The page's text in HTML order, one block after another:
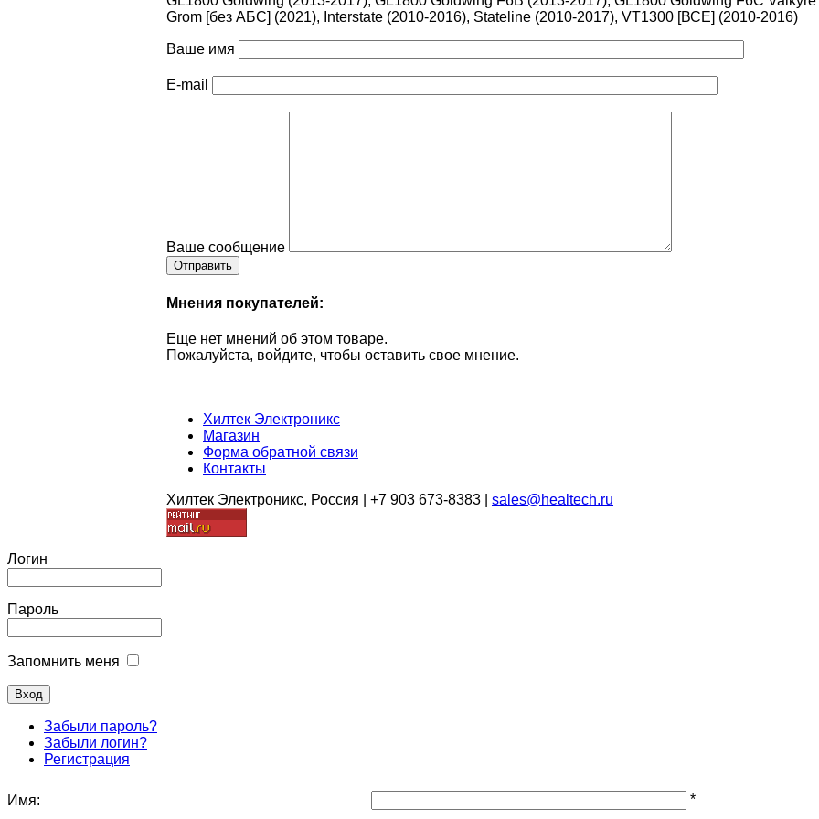
Grom [без АБС] (2021), Interstate (2010-2016), Stateline (2010-2017), VT1300 [ВСЕ] (2010-2016)
Ваше имя
E-mail
Ваше сообщение
Мнения покупателей:
Еще нет мнений об этом товаре.
Пожалуйста, войдите, чтобы оставить свое мнение.
Хилтек Электроникс
Магазин
Форма обратной связи
Контакты
Хилтек Электроникс, Россия | +7 903 673-8383 | sales@healtech.ru
Логин
Пароль
Запомнить меня
Забыли пароль?
Забыли логин?
Регистрация
Имя: *